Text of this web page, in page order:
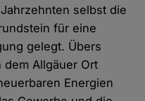
selbst die
für eine
gelegt. Übers
Allgäuer Ort
Energien